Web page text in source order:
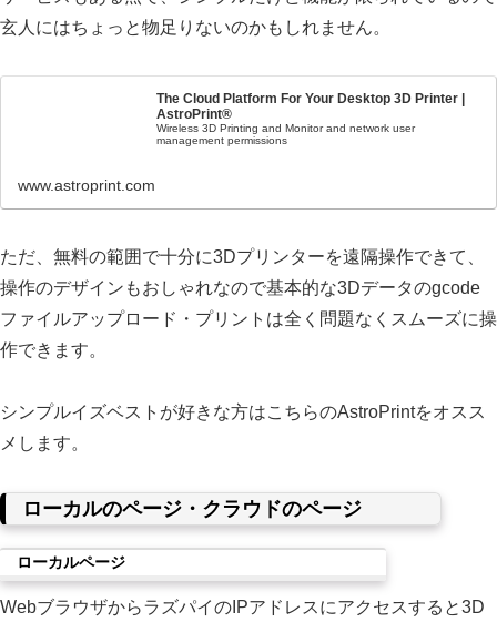
玄人にはちょっと物足りないのかもしれません。
The Cloud Platform For Your Desktop 3D Printer |
AstroPrint®
Wireless 3D Printing and Monitor and network user
management permissions
www.astroprint.com
ただ、無料の範囲で十分に3Dプリンターを遠隔操作できて、
操作のデザインもおしゃれなので基本的な3Dデータのgcode
ファイルアップロード・プリントは全く問題なくスムーズに操
作できます。
シンプルイズベストが好きな方はこちらのAstroPrintをオスス
メします。
ローカルのページ・クラウドのページ
ローカルページ
WebブラウザからラズパイのIPアドレスにアクセスすると3D